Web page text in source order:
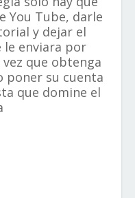
You Tube, darle
y dejar el
enviara por
que obtenga
poner su cuenta
que domine el